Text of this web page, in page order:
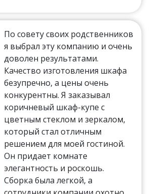
По совету своих родственников
я выбрал эту компанию и очень
доволен результатами.
Качество изготовления шкафа
безупречно, а цены очень
конкурентны. Я заказывал
коричневый шкаф-купе с
цветным стеклом и зеркалом,
который стал отличным
решением для моей гостиной.
Он придает комнате
элегантность и роскошь.
Сборка была легкой, а